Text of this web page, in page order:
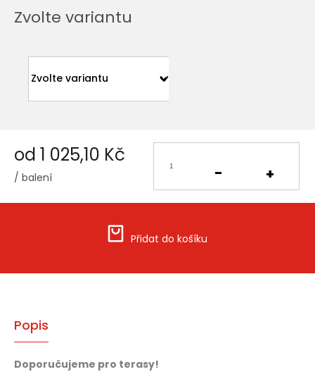
Zvolte variantu
od 1 025,10 Kč
/ balení
cena:
Přidat do košíku
Popis
Doporučujeme pro terasy!